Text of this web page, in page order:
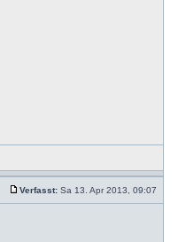
Verfasst: Sa 13. Apr 2013, 09:07